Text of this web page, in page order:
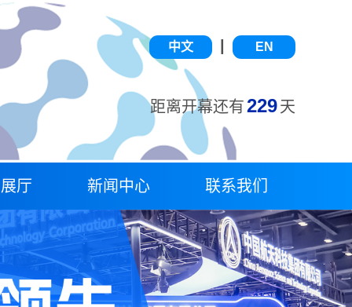
中文 EN
距离开幕还有229天
厅 新闻中心 联系我们